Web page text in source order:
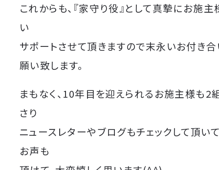
これからも、『家守り役』として真摯にお施
い
サポートさせて頂きますので末永いお付き合
願い致します。
まもなく、10年目を迎えられるお施主様も2
さり
ニュースレターやブログもチェックして頂い
お声も